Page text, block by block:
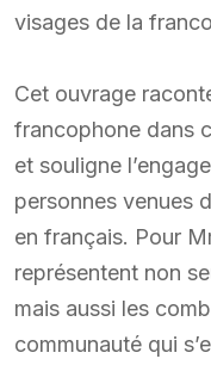
visages de la
Cet ouvrage
francophone dans
et souligne
personnes venues
en français. Pour
représentent non
mais aussi les
communauté qui